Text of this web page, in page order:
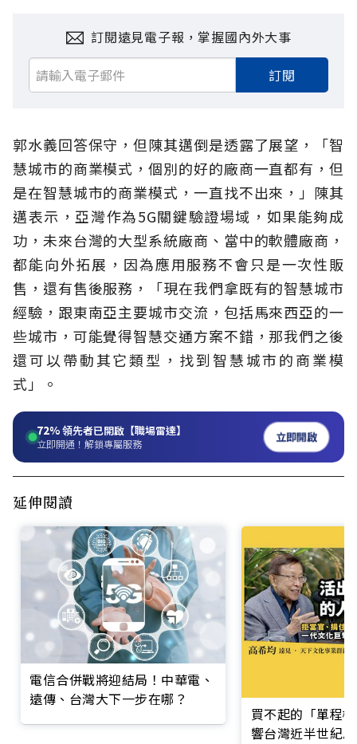
訂閱遠見電子報，掌握國內外大事
訂閱
郭水義回答保守，但陳其邁倒是透露了展望，「智
慧城市的商業模式，個別的好的廠商一直都有，但
是在智慧城市的商業模式，一直找不出來，」陳其
邁表示，亞灣作為5G關鍵驗證場域，如果能夠成
功，未來台灣的大型系統廠商、當中的軟體廠商，
都能向外拓展，因為應用服務不會只是一次性販
售，還有售後服務，「現在我們拿既有的智慧城市
經驗，跟東南亞主要城市交流，包括馬來西亞的一
些城市，可能覺得智慧交通方案不錯，那我們之後
還可以帶動其它類型，找到智慧城市的商業模
式」。
72%領先者已開啟【職場雷達】
立即開通！解鎖專屬服務 立即開啟
延伸閱讀
電信合併戰將迎結局！中華電、
遠傳、台灣大下一步在哪？
買不起的「單程
響台灣近半世紀